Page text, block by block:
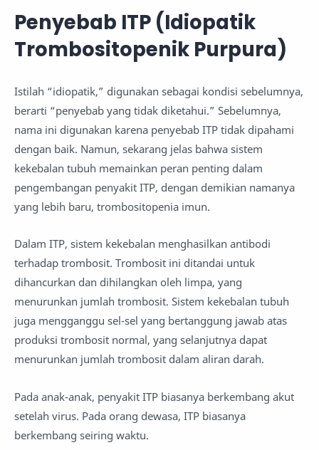
Penyebab ITP (Idiopatik
Trombositopenik Purpura)
Istilah “idiopatik,” digunakan sebagai kondisi sebelumnya,
berarti “penyebab yang tidak diketahui.” Sebelumnya,
nama ini digunakan karena penyebab ITP tidak dipahami
dengan baik. Namun, sekarang jelas bahwa sistem
kekebalan tubuh memainkan peran penting dalam
pengembangan penyakit ITP, dengan demikian namanya
yang lebih baru, trombositopenia imun.
Dalam ITP, sistem kekebalan menghasilkan antibodi
terhadap trombosit. Trombosit ini ditandai untuk
dihancurkan dan dihilangkan oleh limpa, yang
menurunkan jumlah trombosit. Sistem kekebalan tubuh
juga mengganggu sel-sel yang bertanggung jawab atas
produksi trombosit normal, yang selanjutnya dapat
menurunkan jumlah trombosit dalam aliran darah.
Pada anak-anak, penyakit ITP biasanya berkembang akut
setelah virus. Pada orang dewasa, ITP biasanya
berkembang seiring waktu.